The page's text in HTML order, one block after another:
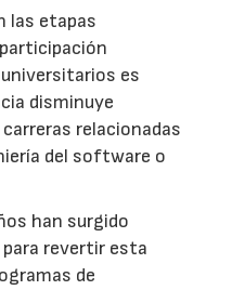
las etapas
es
disminuye
relacionadas
del software o
han surgido
revertir esta
de